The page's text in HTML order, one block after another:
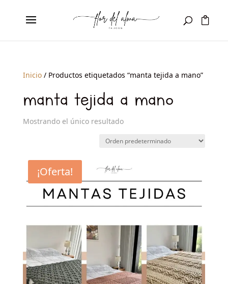
Inicio/ Productos etiquetados “manta tejida a mano”
manta tejida a mano
Mostrando el único resultado
¡Oferta!